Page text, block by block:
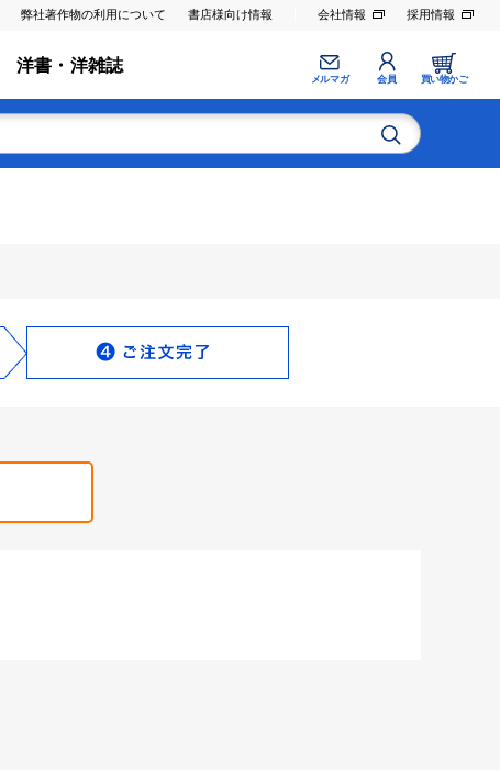
弊社著作物の利用について 書店様向け情報 会社情報 採用情報
洋書・洋雑誌
メルマガ 会員 買い物かご